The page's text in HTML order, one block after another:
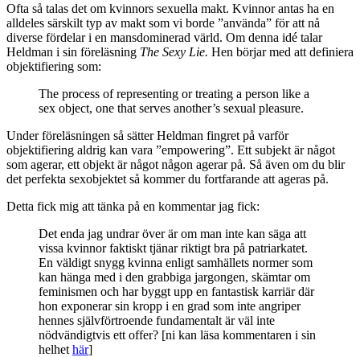
Ofta så talas det om kvinnors sexuella makt. Kvinnor antas ha en
alldeles särskilt typ av makt som vi borde ”använda” för att nå
diverse fördelar i en mansdominerad värld. Om denna idé talar
Heldman i sin föreläsning The Sexy Lie. Hen börjar med att definiera
objektifiering som:
The process of representing or treating a person like a
sex object, one that serves another’s sexual pleasure.
Under föreläsningen så sätter Heldman fingret på varför
objektifiering aldrig kan vara ”empowering”. Ett subjekt är något
som agerar, ett objekt är något någon agerar på. Så även om du blir
det perfekta sexobjektet så kommer du fortfarande att ageras på.
Detta fick mig att tänka på en kommentar jag fick:
Det enda jag undrar över är om man inte kan säga att
vissa kvinnor faktiskt tjänar riktigt bra på patriarkatet.
En väldigt snygg kvinna enligt samhällets normer som
kan hänga med i den grabbiga jargongen, skämtar om
feminismen och har byggt upp en fantastisk karriär där
hon exponerar sin kropp i en grad som inte angriper
hennes självförtroende fundamentalt är väl inte
nödvändigtvis ett offer? [ni kan läsa kommentaren i sin
helhet här]